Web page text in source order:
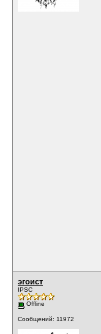
эгоист
IPSC
Offline
Сообщений: 11972